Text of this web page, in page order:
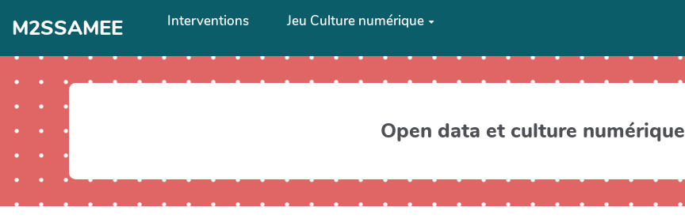
Aller au contenu principal
M2SSAMEE Interventions Jeu Culture numérique
Open data et culture numérique